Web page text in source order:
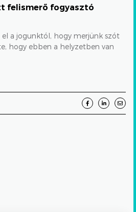
felismerő fogyasztó
el a jogunktól, hogy merjünk szót
hogy ebben a helyzetben van